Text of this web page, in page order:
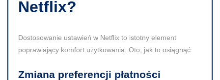
Netflix?
Dostosowanie ustawień w Netflix to istotny element
poprawiający komfort użytkowania. Oto, jak to osiągnąć:
Zmiana preferencji płatności